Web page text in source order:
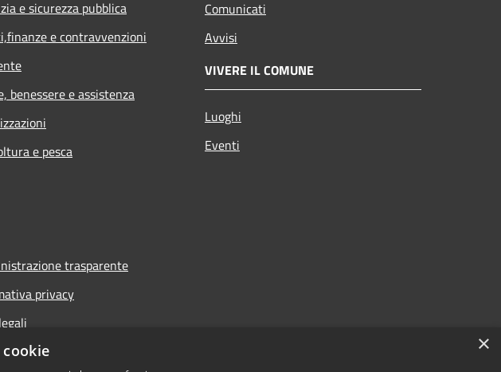
e sicurezza pubblica
e contravvenzioni
benessere e assistenza
e pesca
Comunicati
Avvisi
VIVERE IL COMUNE
Luoghi
Eventi
trasparente
privacy
di accessibilità
×